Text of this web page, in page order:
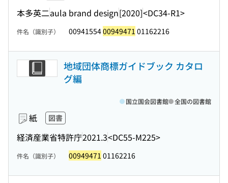
本多英二aula brand design[2020]<DC34-R1>
件名（識別子） 0094155400949471 01162216
地域団体商標ガイドブック カタロ
グ編
紙 図書
経済産業省特許庁2021.3<DC55-M225>
国立国会図書館 全国の図書館
件名（識別子） 00949471 01162216